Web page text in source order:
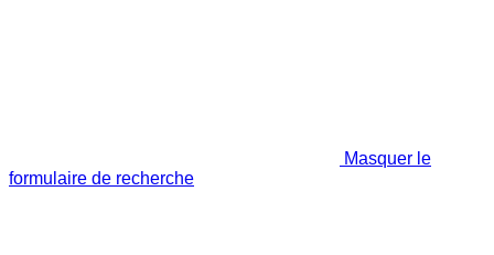
Masquer le
formulaire de recherche